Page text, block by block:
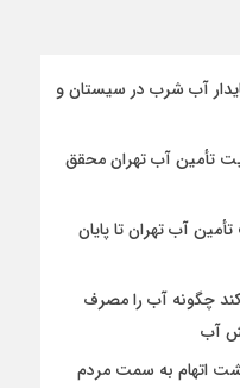
آب شرب در سیستان و
لیتری ظرفیت تأمین آب تهران محقق
تأمین آب تهران تا پایان
چگونه آب را مصرف
آب
اتهام به سمت مردم